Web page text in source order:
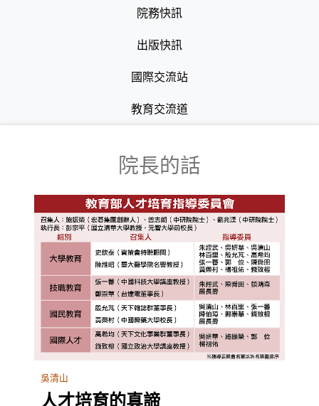
院務快訊
出版快訊
國際交流站
教育交流道
院長的話
吳清山
人才培育的真諦